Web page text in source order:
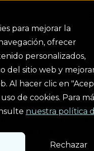
para mejorar la
ofrecer
personalizados,
del sitio web y
Al hacer clic en
de cookies. Para
nuestra política
Rechazar
Red de fibra
de fibra
un servicio
del futuro.